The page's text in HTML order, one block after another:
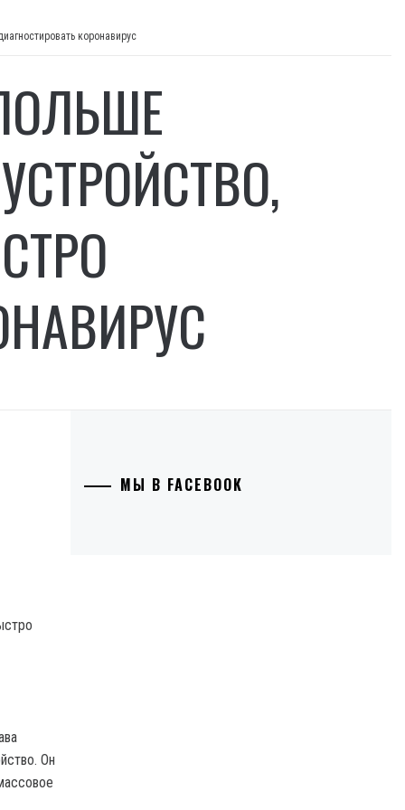
коронавирус
Он
МЫ В FACEBOOK